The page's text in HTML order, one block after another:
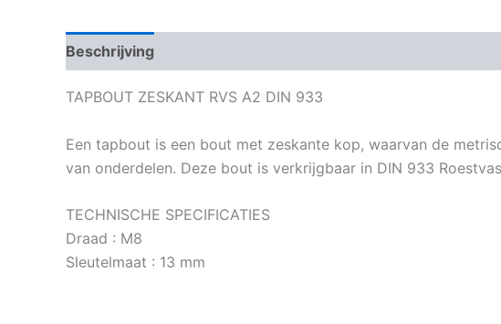
Beschrijving
TAPBOUT ZESKANT RVS A2 DIN 933
Een tapbout is een bout met zeskante kop, waarvan de
van onderdelen. Deze bout is verkrijgbaar in DIN 933
TECHNISCHE SPECIFICATIES
Draad : M8
Sleutelmaat : 13 mm